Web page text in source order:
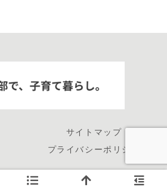
サイトマップ
プライバシーポリシー
南部で、子育て暮らし。.